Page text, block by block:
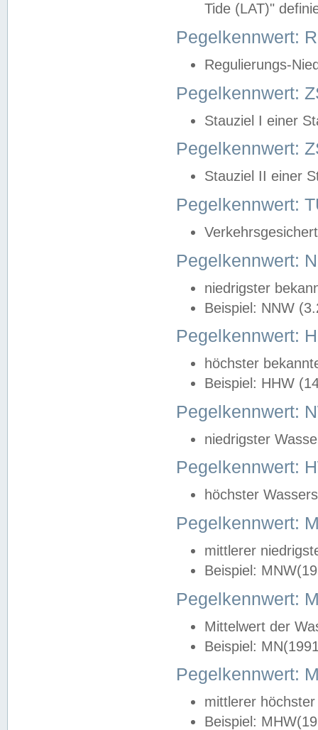
Tide (LAT)"
Pegelkennwert:
Regulierungs-
Pegelkennwert:
Stauziel I einer
Pegelkennwert:
Stauziel II einer
Pegelkennwert:
Pegelkennwert:
niedrigster
Beispiel: NNW
Pegelkennwert:
höchster
Beispiel: HHW
Pegelkennwert:
niedrigster
Pegelkennwert:
höchster
Pegelkennwert:
mittlerer
Beispiel:
Pegelkennwert:
Mittelwert der
Beispiel:
Pegelkennwert:
mittlerer
Beispiel: